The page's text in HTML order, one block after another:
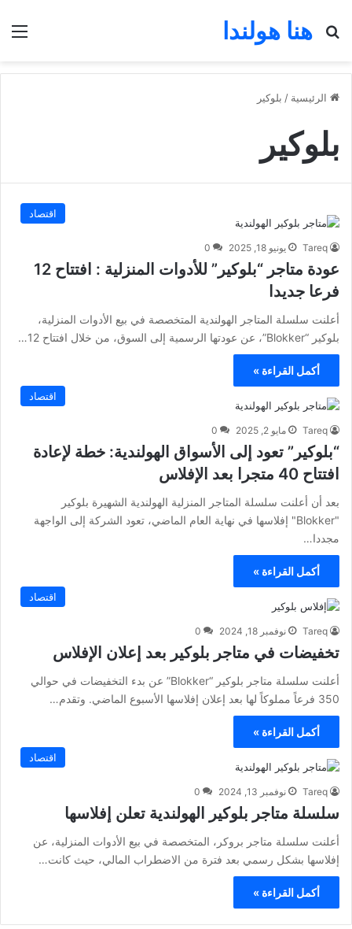
هنا هولندا
بحث عن
الرئيسية / بلوكير
بلوكير
اقتصاد
Tareq يونيو 18, 2025 0
عودة متاجر “بلوكير” للأدوات المنزلية : افتتاح 12
فرعا جديدا
أعلنت سلسلة المتاجر الهولندية المتخصصة في بيع الأدوات المنزلية،
بلوكير “Blokker”، عن عودتها الرسمية إلى السوق، من خلال افتتاح 12…
أكمل القراءة »
اقتصاد
Tareq مايو 2, 2025 0
“بلوكير” تعود إلى الأسواق الهولندية: خطة لإعادة
افتتاح 40 متجرا بعد الإفلاس
بعد أن أعلنت سلسلة المتاجر المنزلية الهولندية الشهيرة بلوكير
"Blokker" إفلاسها في نهاية العام الماضي، تعود الشركة إلى الواجهة
مجددا…
أكمل القراءة »
اقتصاد
Tareq نوفمبر 18, 2024 0
تخفيضات في متاجر بلوكير بعد إعلان الإفلاس
أعلنت سلسلة متاجر بلوكير “Blokker” عن بدء التخفيضات في حوالي
350 فرعاً مملوكاً لها بعد إعلان إفلاسها الأسبوع الماضي. وتقدم…
أكمل القراءة »
اقتصاد
Tareq نوفمبر 13, 2024 0
سلسلة متاجر بلوكير الهولندية تعلن إفلاسها
أعلنت سلسلة متاجر بروكر، المتخصصة في بيع الأدوات المنزلية، عن
إفلاسها بشكل رسمي بعد فترة من الاضطراب المالي، حيث كانت…
أكمل القراءة »